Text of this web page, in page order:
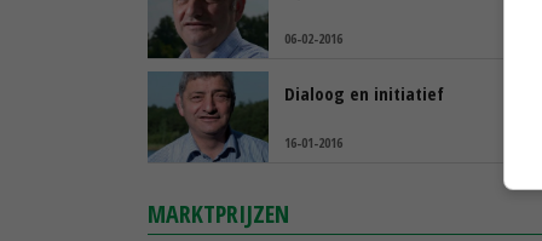
06-02-2016
Dialoog en initiatief
16-01-2016
MARKTPRIJZEN